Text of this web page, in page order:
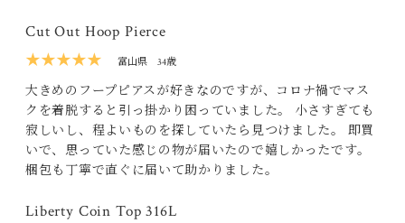
Cut Out Hoop Pierce
★★★★★
富山県 34歳
大きめのフープピアスが好きなのですが、コロナ禍でマス
クを着脱すると引っ掛かり困っていました。 小さすぎても
寂しいし、程よいものを探していたら見つけました。 即買
いで、思っていた感じの物が届いたので嬉しかったです。
梱包も丁寧で直ぐに届いて助かりました。
Liberty Coin Top 316L